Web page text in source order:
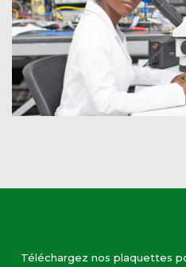
Téléchargez nos plaquettes